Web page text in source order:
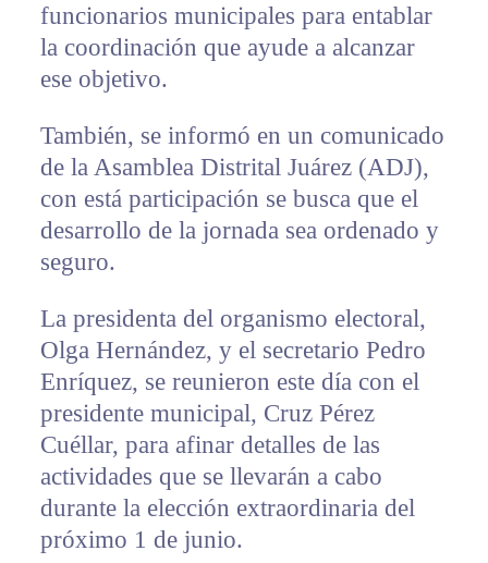
funcionarios municipales para entablar
la coordinación que ayude a alcanzar
ese objetivo.
También, se informó en un comunicado
de la Asamblea Distrital Juárez (ADJ),
con está participación se busca que el
desarrollo de la jornada sea ordenado y
seguro.
La presidenta del organismo electoral,
Olga Hernández, y el secretario Pedro
Enríquez, se reunieron este día con el
presidente municipal, Cruz Pérez
Cuéllar, para afinar detalles de las
actividades que se llevarán a cabo
durante la elección extraordinaria del
próximo 1 de junio.